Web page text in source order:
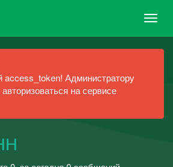
access_token! Администратору
на сервисе